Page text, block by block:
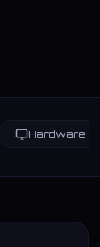
Hardware